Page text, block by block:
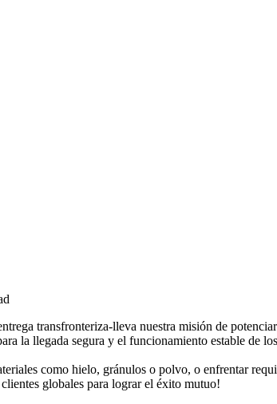
transfronteriza-lleva nuestra misión de
la llegada segura y el funcionamiento estable de
como hielo, gránulos o polvo, o enfrentar
globales para lograr el éxito mutuo!